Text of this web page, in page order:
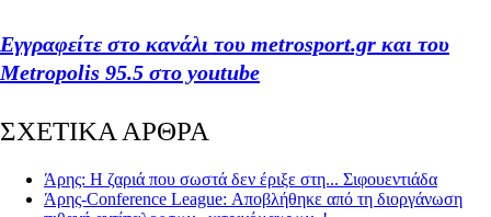
Εγγραφείτε στο κανάλι του metrosport.gr και του
Metropolis 95.5 στο youtube
ΣΧΕΤΙΚΑ ΑΡΘΡΑ
Άρης: Η ζαριά που σωστά δεν έριξε στη... Σιφουεντιάδα
Άρης-Conference League: Αποβλήθηκε από τη διοργάνωση